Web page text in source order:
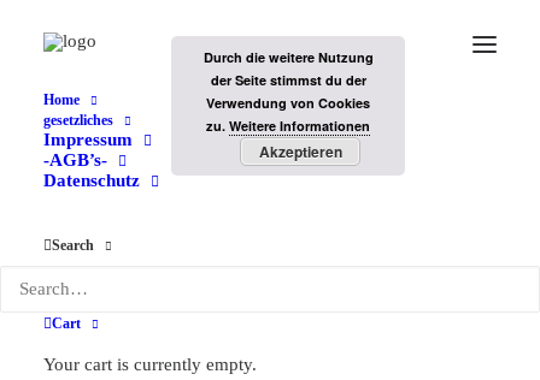
Home
gesetzliches
Impressum
-AGB’s-
Datenschutz
Search
Cart
Your cart is currently empty.
Kontakt
Ihre Kontaktwünsche
Durch die weitere Nutzung
der Seite stimmst du der
Verwendung von Cookies
zu. Weitere Informationen
Akzeptieren